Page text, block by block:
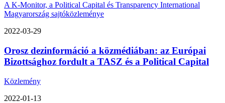
A K-Monitor, a Political Capital és Transparency International
Magyarország sajtóközleménye
2022-03-29
Orosz dezinformáció a közmédiában: az Európai
Bizottsághoz fordult a TASZ és a Political Capital
Közlemény
2022-01-13